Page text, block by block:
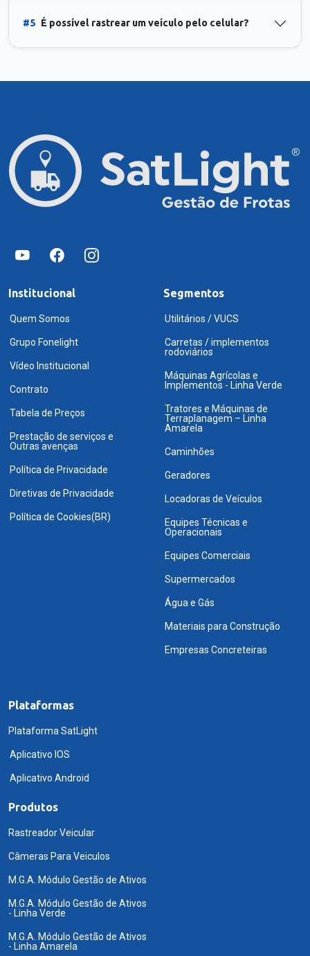
#5 É possível rastrear um veículo pelo celular?
Institucional
Quem Somos
Grupo Fonelight
Vídeo Institucional
Contrato
Tabela de Preços
Prestação de serviços e
Outras avenças
Política de Privacidade
Diretivas de Privacidade
Política de Cookies(BR)
Segmentos
Utilitários / VUCS
Carretas / implementos
rodoviários
Máquinas Agrícolas e
Implementos - Linha Verde
Tratores e Máquinas de
Terraplanagem – Linha
Amarela
Caminhões
Geradores
Locadoras de Veículos
Equipes Técnicas e
Operacionais
Equipes Comerciais
Supermercados
Água e Gás
Materiais para Construção
Empresas Concreteiras
Plataformas
Plataforma SatLight
Aplicativo IOS
Aplicativo Android
Produtos
Rastreador Veicular
Câmeras Para Veiculos
M.G.A. Módulo Gestão de Ativos
M.G.A. Módulo Gestão de Ativos
- Linha Verde
M.G.A. Módulo Gestão de Ativos
- Linha Amarela